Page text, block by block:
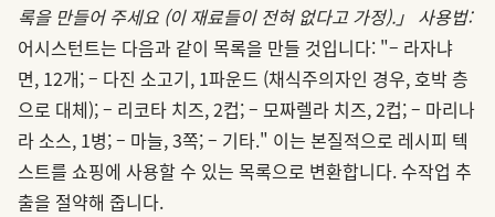
록을 만들어 주세요 (이 재료들이 전혀 없다고 가정).」 사용법:
어시스턴트는 다음과 같이 목록을 만들 것입니다: "– 라자냐
면, 12개; – 다진 소고기, 1파운드 (채식주의자인 경우, 호박 층
으로 대체); – 리코타 치즈, 2컵; – 모짜렐라 치즈, 2컵; – 마리나
라 소스, 1병; – 마늘, 3쪽; – 기타." 이는 본질적으로 레시피 텍
스트를 쇼핑에 사용할 수 있는 목록으로 변환합니다. 수작업 추
출을 절약해 줍니다.